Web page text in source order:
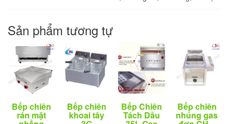
Sản phẩm tương tự
Bếp chiên
rán mặt
Bếp chiên
khoai tây
Bếp Chiên
Tách Dầu
Bếp chiên
nhúng gas